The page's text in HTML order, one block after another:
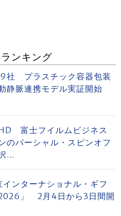
ンキング
社 プラスチック容器包装
静脈連携モデル実証開始
富士フイルムビジネス
のパーシャル・スピンオフ
...
インターナショナル・ギフ
2026」 2月4日から3日間開